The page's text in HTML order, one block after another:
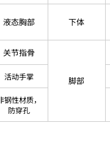
液态胸部 下体
关节指骨
脚部
活动手掌
钢性材质，
防穿孔